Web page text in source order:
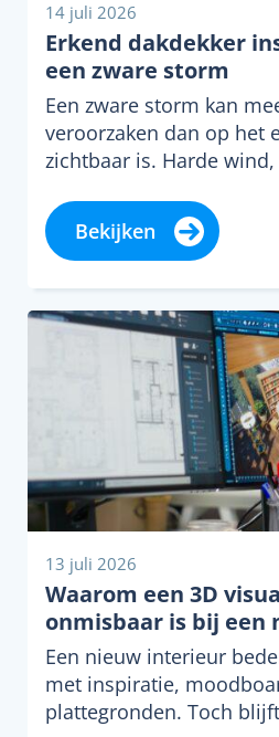
14 juli 2026
Erkend dakdekker
een zware storm
Een zware storm kan
veroorzaken dan op het
zichtbaar is. Harde
Bekijken
13 juli 2026
Waarom een 3D
onmisbaar is bij
Een nieuw interieur
met inspiratie,
plattegronden. Toch